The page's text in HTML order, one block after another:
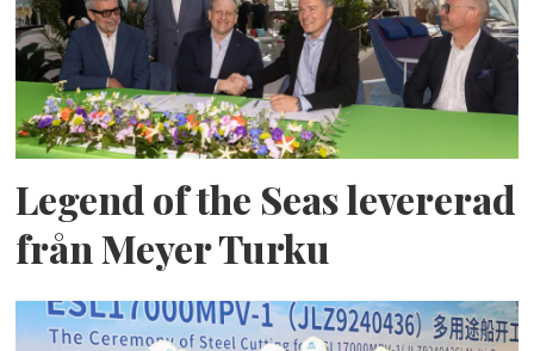
Legend of the Seas levererad
från Meyer Turku